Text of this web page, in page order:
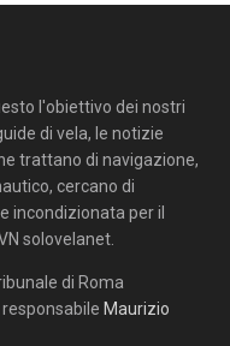
l'obiettivo dei nostri
di vela, le notizie
trattano di navigazione,
cercano di
incondizionata per il
solovelanet.
di Roma
Maurizio